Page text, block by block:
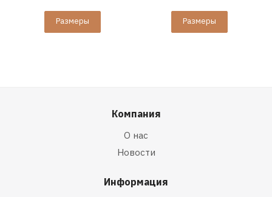
Размеры Размеры
Компания
О нас
Новости
Информация